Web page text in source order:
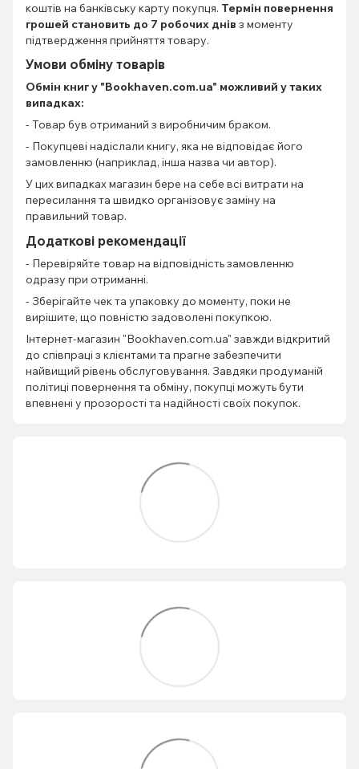
коштів на банківську карту покупця. Термін повернення
грошей становить до 7 робочих днів з моменту
підтвердження прийняття товару.
Умови обміну товарів
Обмін книгу "Bookhaven.com.ua" можливий у таких
випадках:
- Товар був отриманий з виробничим браком.
- Покупцеві надіслали книгу, яка не відповідає його
замовленню (наприклад, інша назва чи автор).
У цих випадках магазин бере на себе всі витрати на
пересилання та швидко організовує заміну на
правильний товар.
Додаткові рекомендації
- Перевіряйте товар на відповідність замовленню
одразу при отриманні.
- Зберігайте чек та упаковку до моменту, поки не
вирішите, що повністю задоволені покупкою.
Інтернет-магазин "Bookhaven.com.ua" завжди відкритий
до співпраці з клієнтами та прагне забезпечити
найвищий рівень обслуговування. Завдяки продуманій
політиці повернення та обміну, покупці можуть бути
впевнені у прозорості та надійності своїх покупок.